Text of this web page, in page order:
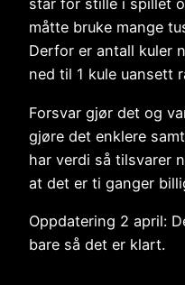
står for stille i spillet
måtte bruke mange
Derfor er antall kuler
ned til 1 kule uansett
Forsvar gjør det og
gjøre det enklere
har verdi så tilsvarer
at det er ti ganger
Oppdatering 2 april:
bare så det er klart.